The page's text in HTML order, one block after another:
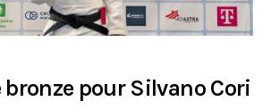
bronze pour Silvano Cori